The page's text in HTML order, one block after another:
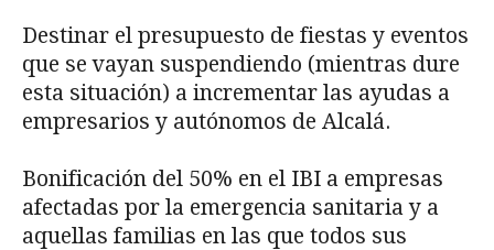
Destinar el presupuesto de fiestas y eventos
que se vayan suspendiendo (mientras dure
esta situación) a incrementar las ayudas a
empresarios y autónomos de Alcalá.
Bonificación del 50% en el IBI a empresas
afectadas por la emergencia sanitaria y a
aquellas familias en las que todos sus